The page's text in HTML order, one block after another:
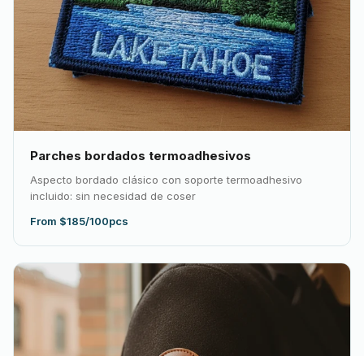
Parches bordados termoadhesivos
Aspecto bordado clásico con soporte termoadhesivo
incluido: sin necesidad de coser
From $185/100pcs